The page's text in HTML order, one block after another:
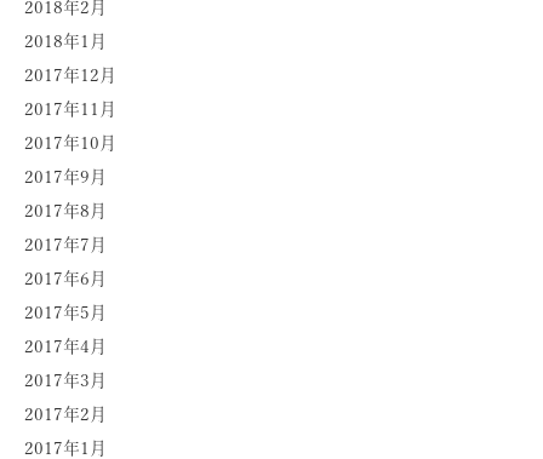
2018年2月
2018年1月
2017年12月
2017年11月
2017年10月
2017年9月
2017年8月
2017年7月
2017年6月
2017年5月
2017年4月
2017年3月
2017年2月
2017年1月